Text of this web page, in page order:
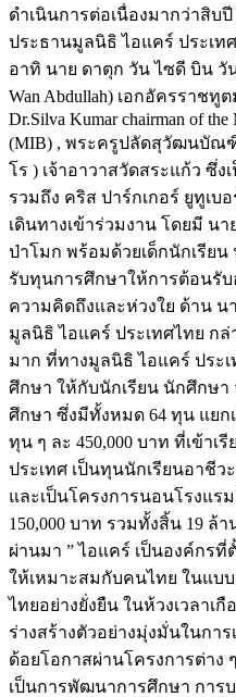
ดำเนินการต่อเนื่องมากว่าสิบ
ประธานมูลนิธิ ไอแคร์ ประเ
อาทิ นาย ดาตุก วัน ไซดี บิน วัน
Wan Abdullah) เอกอัครราชทู
Dr.Silva Kumar chairman of the
(MIB) , พระครูปลัดสุวัฒนบัณ
โร ) เจ้าอาวาสวัดสระแก้ว ซึ่
รวมถึง คริส ปาร์กเกอร์ ยูทูเบ
เดินทางเข้าร่วมงาน โดยมี น
ป่าโมก พร้อมด้วยเด็กนักเรีย
รับทุนการศึกษาให้การต้อนรั
ความคิดถึงและห่วงใย ด้าน น
มูลนิธิ ไอแคร์ ประเทศไทย กล่
มาก ที่ทางมูลนิธิ ไอแคร์ ประ
ศึกษา ให้กับนักเรียน นักศึกษ
ศึกษา ซึ่งมีทั้งหมด 64 ทุน แย
ทุน ๆ ละ 450,000 บาท ที่เข้า
ประเทศ เป็นทุนนักเรียนอาชีว
และเป็นโครงการนอนโรงแร
150,000 บาท รวมทั้งสิ้น 19
ผ่านมา ” ไอแคร์ เป็นองค์กรที่
ให้เหมาะสมกับคนไทย ในแบ
ไทยอย่างยั่งยืน ในห้วงเวลาเ
ร่างสร้างตัวอย่างมุ่งมั่นในกา
ด้อยโอกาสผ่านโครงการต่า
เป็นการพัฒนาการศึกษา การ